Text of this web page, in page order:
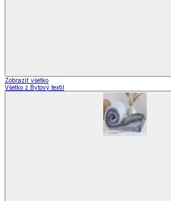
Zobraziť všetko
Všetko z Bytový textil